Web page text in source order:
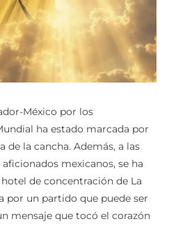
México por los
ha estado marcada por
de la cancha. Además, a las
mexicanos, se ha
de concentración de La
por un partido que puede ser
mensaje que tocó el corazón